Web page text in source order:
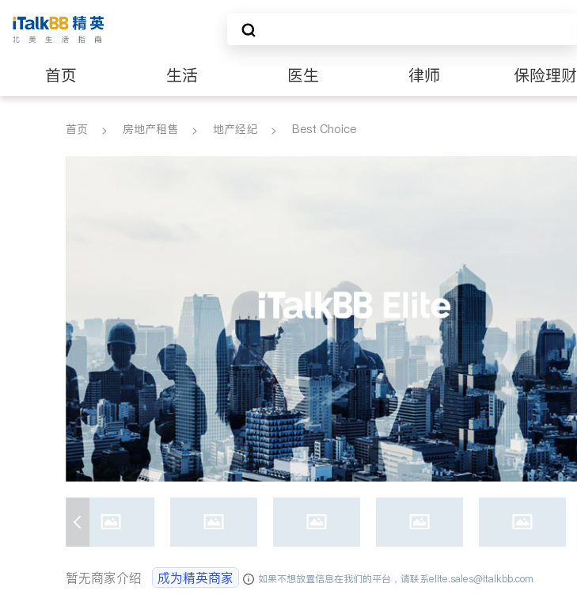
首页 生活 医生 律师 保险理财
养老 非盈利组织
首页 房地产租售 地产经纪 Best Choice
暂无商家介绍 成为精英商家 如果不想放置信息在我们的平台，请联系elite.sales@italkbb.com